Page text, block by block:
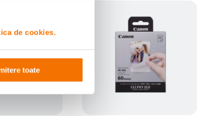
de cookies.
toate